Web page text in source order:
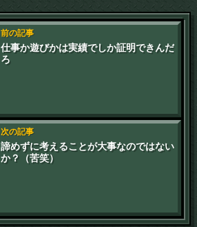
前の記事
仕事か遊びかは実績でしか証明できんだ
ろ
次の記事
諦めずに考えることが大事なのではない
か？（苦笑）